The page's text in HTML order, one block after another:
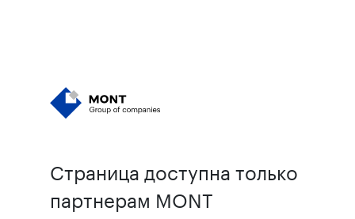
Страница доступна только
партнерам MONT